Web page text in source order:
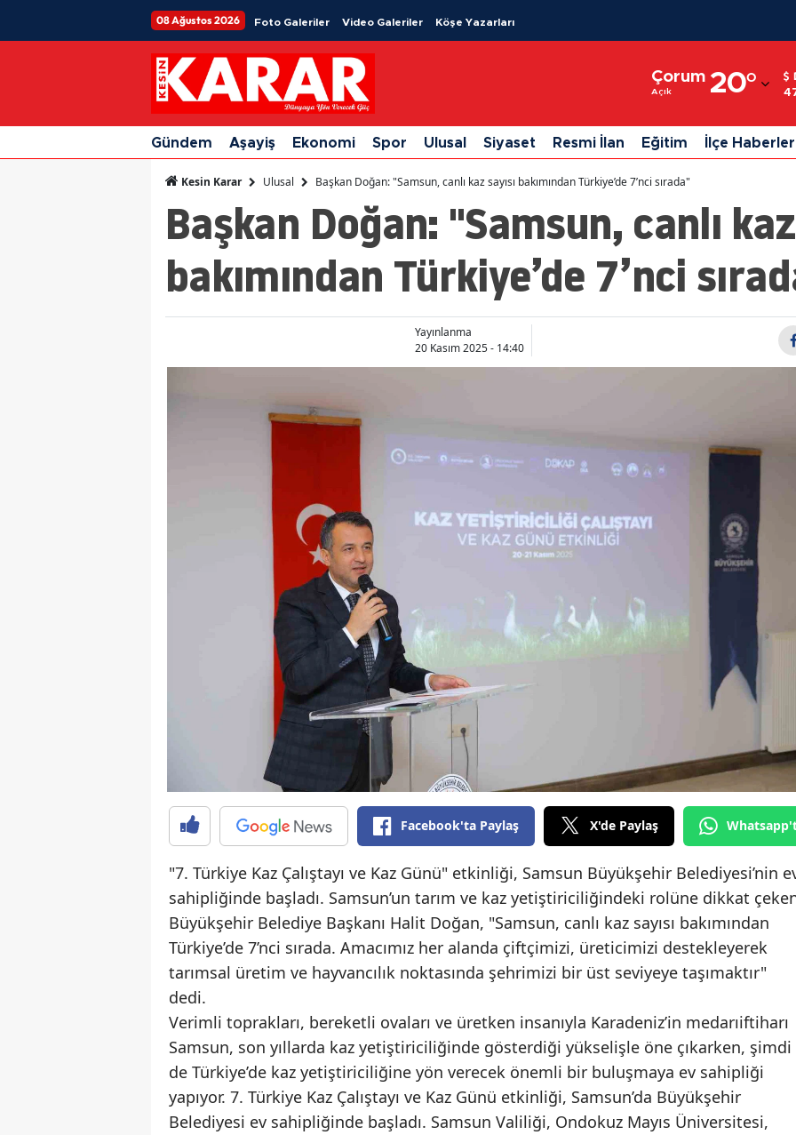
08 Ağustos 2026 Foto Galeriler Video Galeriler Köşe Yazarları
Çorum
Açık 20°
Adıyaman
Afyonkarahisar
Ağrı
Ankara
Antalya
Bingöl
Diyarbakır
Edirne
Erzincan
Erzurum
Eskişehir
Giresun
Gümüşhane
Hakkari
Gündem Aşayiş Ekonomi Spor Ulusal Siyaset Resmi İlan Eğitim İlçe
Kesin Karar Ulusal Başkan Doğan: "Samsun, canlı kaz sayısı bakımından Türkiye’de 7’nci sırada"
Başkan Doğan: "Samsun, canlı kaz
bakımından Türkiye’de 7’nci
Yayınlanma
20 Kasım 2025 - 14:40
Facebook'ta Paylaş X'de Paylaş
"7. Türkiye Kaz Çalıştayı ve Kaz Günü" etkinliği, Samsun Büyükşehir Belediyesi’nin
sahipliğinde başladı. Samsun’un tarım ve kaz yetiştiriciliğindeki rolüne dikkat
Büyükşehir Belediye Başkanı Halit Doğan, "Samsun, canlı kaz sayısı bakımından
Türkiye’de 7’nci sırada. Amacımız her alanda çiftçimizi, üreticimizi destekleyerek
tarımsal üretim ve hayvancılık noktasında şehrimizi bir üst seviyeye taşımaktır"
dedi.
Verimli toprakları, bereketli ovaları ve üretken insanıyla Karadeniz’in medarıiftiharı
Samsun, son yıllarda kaz yetiştiriciliğinde gösterdiği yükselişle öne çıkarken, şimdi
de Türkiye’de kaz yetiştiriciliğine yön verecek önemli bir buluşmaya ev sahipliği
yapıyor. 7. Türkiye Kaz Çalıştayı ve Kaz Günü etkinliği, Samsun’da Büyükşehir
Belediyesi ev sahipliğinde başladı. Samsun Valiliği, Ondokuz Mayıs Üniversitesi,